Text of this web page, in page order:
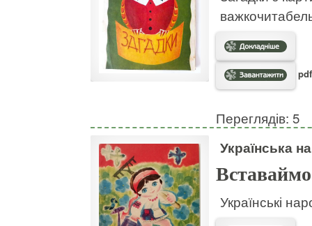
Переглядів: 5
Українська
Українські